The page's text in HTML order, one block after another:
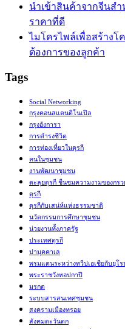
นำเข้าสินค้าจากจีนส
ราคาที่ดี
ไมโครไพล์เพื่อสร้าง
ต้องการของลูกค้า
Tags
Social Networking
กรุงคอนสแตนติโนเปิล
กรุงอังการา
การดำรงชีวิต
การท่องเที่ยวในตุรกี
คนในชุมชน
งานพัฒนาชุมชน
ตะลุยตุรกี ชื่นชมความงามของกร
ตุรกี
ตุรกีกับเสน่ห์แห่งธรรมชาติ
นวัตกรรมการศึกษาชุมชน
น่วยงานทั้งภาครัฐ
ประเทศตุรกี
ปามุคคาเล
พรมแดนระหว่างทวีปเอเชียกับยุโรป
พระราชวังทอปกาปี
มรกต
ระบบสารสนเทศชุมชน
สงครามเมืองทรอย
สังคมตะวันตก